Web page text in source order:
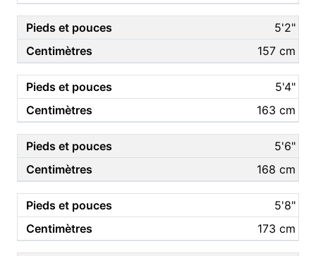
5'2"
157 cm
5'4"
163 cm
5'6"
168 cm
5'8"
173 cm